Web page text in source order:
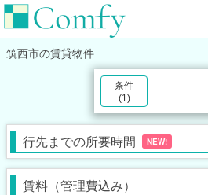
筑西市の賃貸物件
条件
(1 )
行先までの所要時間 NEW!
賃料（管理費込み）